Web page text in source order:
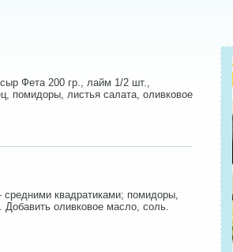
Фета 200 гр., лайм 1/2 шт.,
помидоры, листья салата, оливковое
квадратиками; помидоры,
оливковое масло, соль.